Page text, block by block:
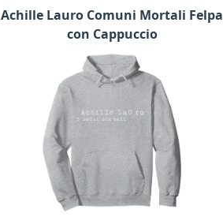
Achille Lauro Comuni Mortali Felpa
con Cappuccio